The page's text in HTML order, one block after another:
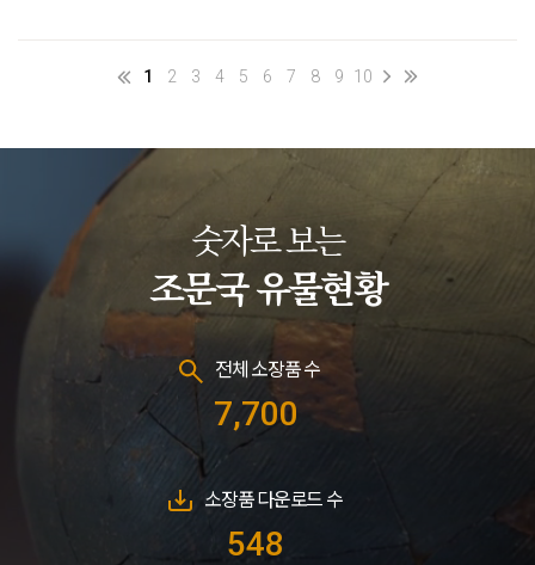
1 2 3 4 5 6 7 8 9 10
숫자로 보는
조문국 유물현황
전체 소장품 수
7,700
소장품 다운로드 수
548